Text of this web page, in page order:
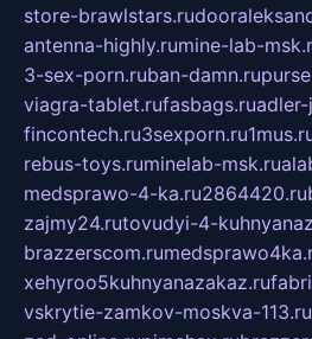
store-brawlstars.ru
antenna-highly.rumine-lab-
3-sex-porn.ruban-damn.ru
viagra-tablet.rufasbags.ruadler-
fincontech.ru3sexporn.ru
rebus-toys.ruminelab-msk.ru
medsprawo-4-ka.ru2864420.ru
zajmy24.rutovudyi-4-
brazzerscom.ru
xehyroo5kuhnyanazakaz.ru
vskrytie-zamkov-moskva-113.ru